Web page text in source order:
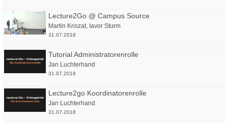
Lecture2Go @ Campus Source
Martin Kriszat, Iavor Sturm
31.07.2018
Tutorial Administratorenrolle
Jan Luchterhand
31.07.2018
Lecture2go Koordinatorenrolle
Jan Luchterhand
31.07.2018